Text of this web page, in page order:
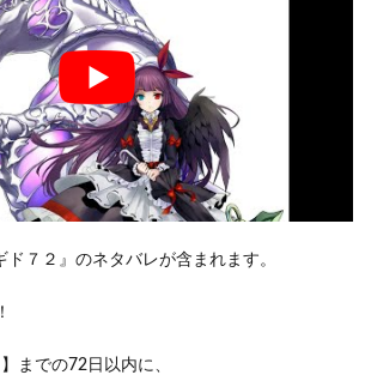
７２』のネタバレが含まれます。
までの72日以内に、